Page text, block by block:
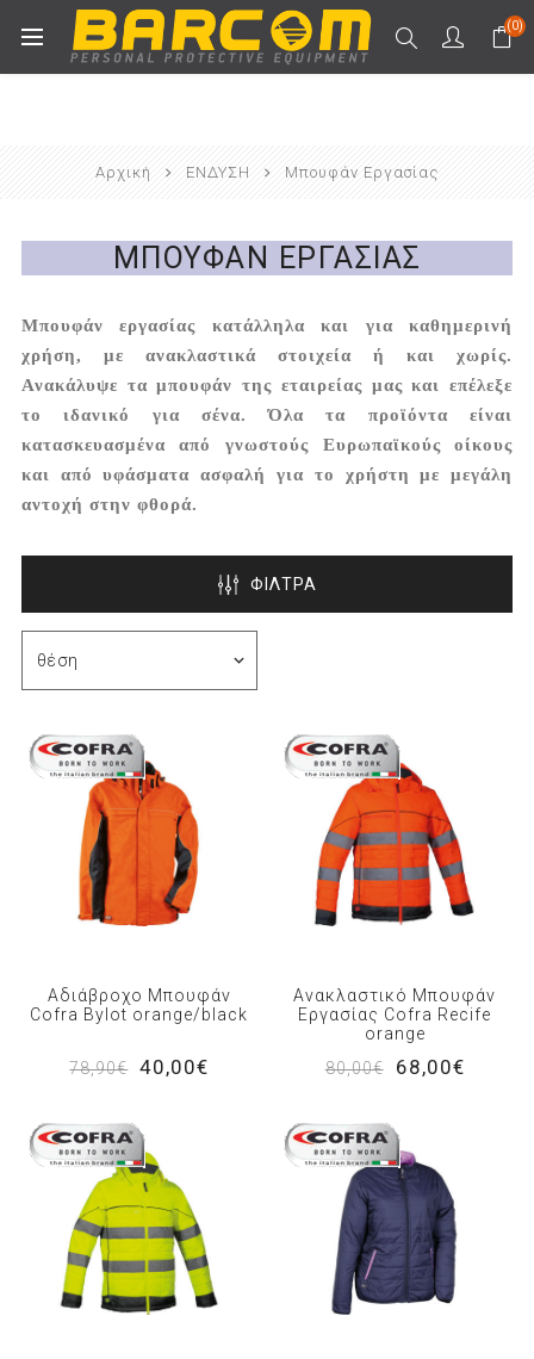
(0)
Αρχική ΕΝΔΥΣΗ Μπουφάν Εργασίας
ΜΠΟΥΦΆΝ ΕΡΓΑΣΊΑΣ
Μπουφάν εργασίας κατάλληλα και για καθημερινή
χρήση, με ανακλαστικά στοιχεία ή και χωρίς.
Ανακάλυψε τα μπουφάν της εταιρείας μας και επέλεξε
το ιδανικό για σένα. Όλα τα προϊόντα είναι
κατασκευασμένα από γνωστούς Ευρωπαϊκούς οίκους
και από υφάσματα ασφαλή για το χρήστη με μεγάλη
αντοχή στην φθορά.
ΦΙΛΤΡΑ
Αδιάβροχο Μπουφάν
Cofra Bylot orange/black
78,90€ 40,00€
Ανακλαστικό Μπουφάν
Εργασίας Cofra Recife
orange
80,00€
68,00€